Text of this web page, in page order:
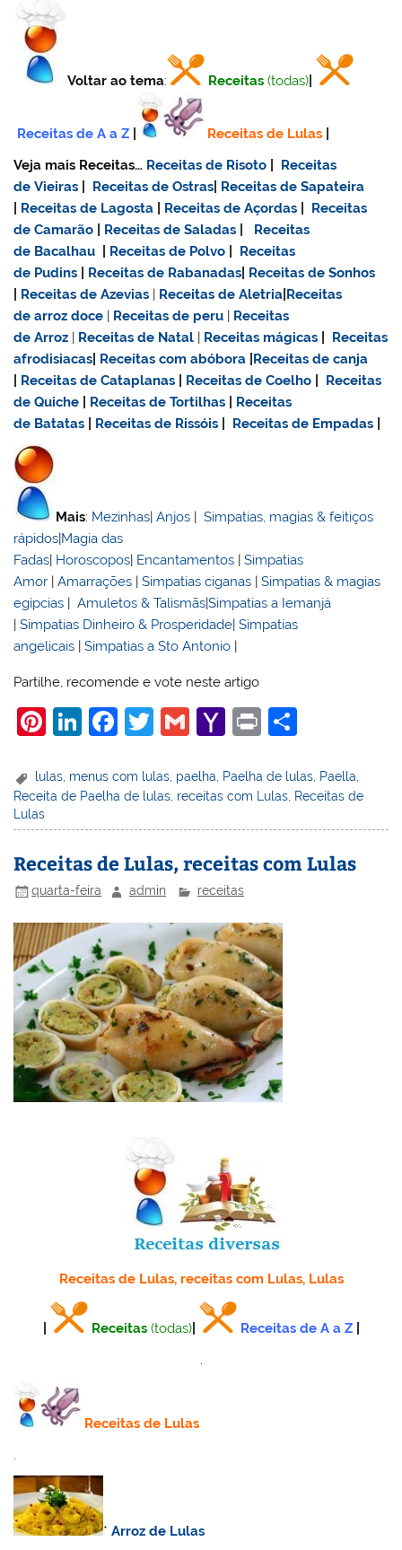
Voltar ao tema: Receitas (todas)
Receitas de A a Z Receitas de Lulas
Veja mais Receitas… Receitas de Risoto
Receitas
de Vieiras
Receitas de Ostras Receitas de Sapateira
Receitas de Lagosta Receitas de Açordas
Receitas
de Camarão
Receitas de Saladas
Receitas
de Bacalhau
Receitas de Polvo
Receitas
de Pudins
Receitas de Rabanadas Receitas de Sonhos
Receitas de Azevias | Receitas de Aletria Receitas
dearroz doce | Receitas de peru | Receitas
de Arroz | Receitas de Natal | Receitas mágicas
Receitas
afrodisiacas Receitas com abóbora Receitas de canja
Receitas de Cataplanas Receitas de Coelho
Receitas
de Quiche
Receitas de Tortilhas
Receitas
de Batatas
Receitas de Rissóis Receitas de Empadas
Mais: Mezinhas |Anjos |Simpatias, magias & feitiços
rápidos Magia das
Fadas Horoscopos Encantamentos |Simpatias
Amor |Amarrações |Simpatias ciganas |Simpatias & magias
egípcias |Amuletos & Talismãs|Simpatias a Iemanjá
|Simpatias Dinheiro & Prosperidade |Simpatias
angelicais |Simpatias a Sto Antonio
Partilhe, recomende e vote neste artigo
Pi
er
e
st
Li
k
e
dI
n
F
c
e
b
o
o
k
T
itt
er
G
ai
l
Y
h
o
o
M
ai
l
Pr
t
ar
e
lulas menus com lulas paelha Paelha de lulas Paella
Receita de Paelha de lulas receitas com Lulas Receitas de
Lulas
Receitas de Lulas, receitas com Lulas
quarta-feira admin receitas
Receitas de Lulas, receitas com Lulas, Lulas
Receitas (todas)| Receitas de A a Z
.
Receitas de Lulas
.
*Arroz de Lulas